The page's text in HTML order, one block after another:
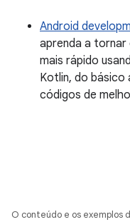
Android
aprenda a tornar
mais rápido
Kotlin, do básico
códigos de
O conteúdo e os exemplos